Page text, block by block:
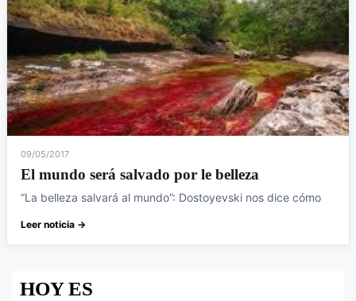
09/05/2017
El mundo será salvado por le belleza
“La belleza salvará al mundo”: Dostoyevski nos dice cómo
Leer noticia →
HOY ES